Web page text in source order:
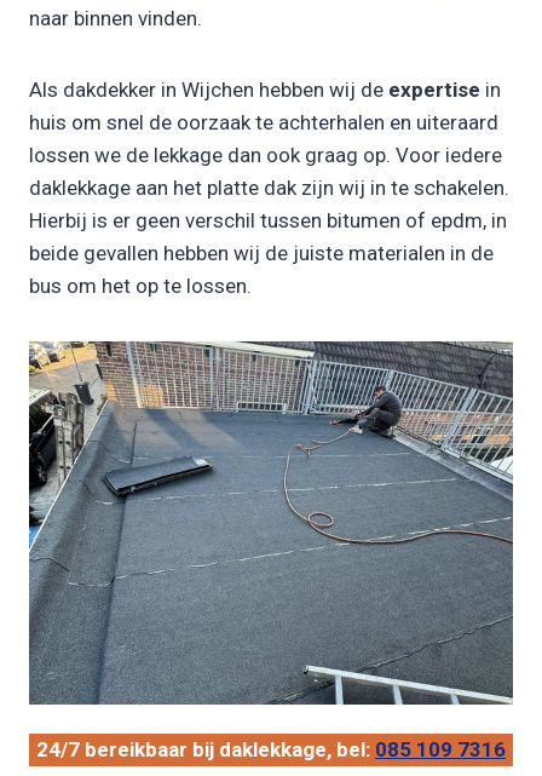
naar binnen vinden.
Als dakdekker in Wijchen hebben wij de expertise in
huis om snel de oorzaak te achterhalen en uiteraard
lossen we de lekkage dan ook graag op. Voor iedere
daklekkage aan het platte dak zijn wij in te schakelen.
Hierbij is er geen verschil tussen bitumen of epdm, in
beide gevallen hebben wij de juiste materialen in de
bus om het op te lossen.
24/7 bereikbaar bij daklekkage, bel: 085 109 7316